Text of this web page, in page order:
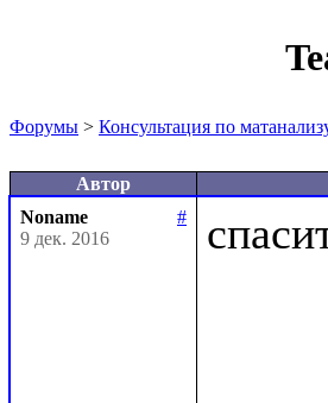
Форумы > Консультация по
Автор
Noname
#
9 дек. 2016